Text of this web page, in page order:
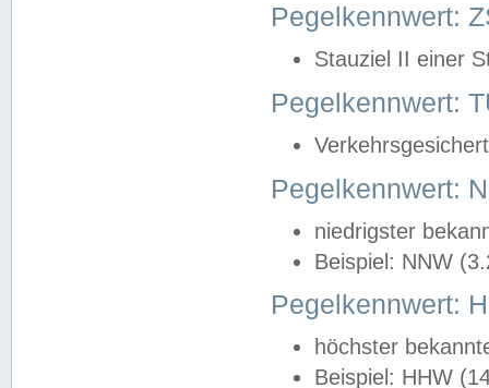
Pegelkennwert:
Stauziel II einer
Pegelkennwert:
Pegelkennwert:
niedrigster
Beispiel: NNW
Pegelkennwert:
höchster
Beispiel: HHW